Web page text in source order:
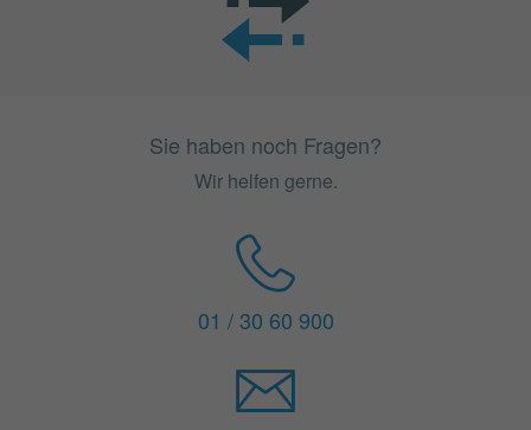
Sie haben noch Fragen?
Wir helfen gerne.
01 / 30 60 900